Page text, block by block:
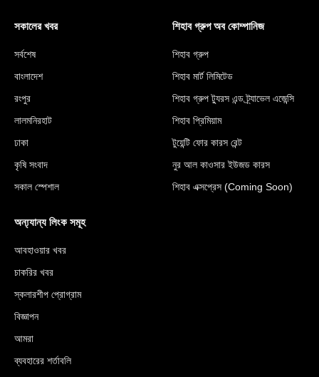
সকালের খবর
সর্বশেষ
বাংলাদেশ
রংপুর
লালমনিরহাট
ঢাকা
কৃষি সংবাদ
সকাল স্পেশাল
শিহাব গ্রুপ অব কোম্পানিজ
শিহাব গ্রুপ
শিহাব মার্ট লিমিটেড
শিহাব গ্রুপ ট্যুরস এন্ড ট্র্যাভেল এজেন্সি
শিহাব প্রিমিয়াম
টুয়েন্টি ফোর কারস রেন্ট
নুর আল কাওসার ইউজড কারস
শিহাব এক্সপ্রেস (Coming Soon)
অন্য্যান্য লিংক সমূহ
আবহাওয়ার খবর
চাকরির খবর
স্কলারশীপ প্রোগ্রাম
বিজ্ঞাপন
আমরা
ব্যবহারের শর্তাবলি